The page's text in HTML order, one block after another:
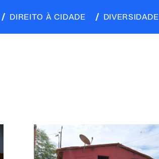
DIREITO À CIDADE DIVERSIDADE